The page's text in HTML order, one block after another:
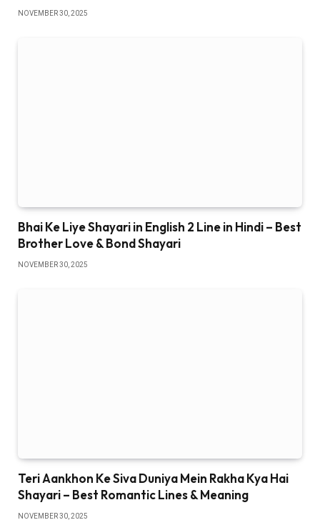
NOVEMBER 30, 2025
Bhai Ke Liye Shayari in English 2 Line in Hindi – Best
Brother Love & Bond Shayari
NOVEMBER 30, 2025
Teri Aankhon Ke Siva Duniya Mein Rakha Kya Hai
Shayari – Best Romantic Lines & Meaning
NOVEMBER 30, 2025